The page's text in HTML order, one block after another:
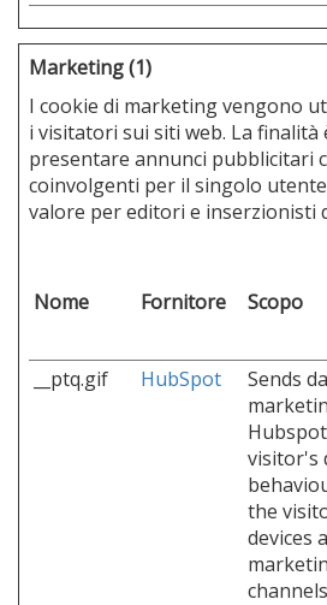
Marketing (1)
I cookie di marketing vengono
i visitatori sui siti web. La finalità
presentare annunci pubblicitari
coinvolgenti per il singolo
valore per editori e inserzionisti
Nome Fornitore Scopo
__ptq.gif
HubSpot
Sends
visitor's
the
devices